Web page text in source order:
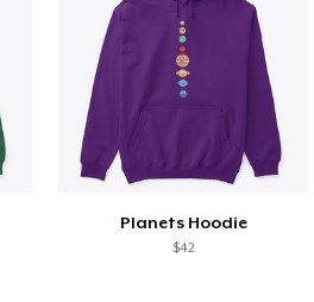
Planets Hoodie
$42